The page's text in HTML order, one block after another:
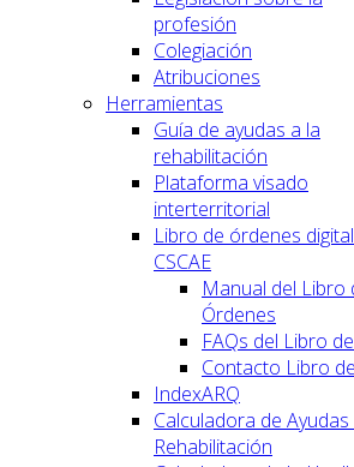
profesión
Colegiación
Atribuciones
Herramientas
Guía de ayudas a la
rehabilitación
Plataforma visado
interterritorial
Libro de órdenes
CSCAE
Manual del Libro
Órdenes
FAQs del Libro
Contacto Libro
IndexARQ
Calculadora de Ayudas
Rehabilitación